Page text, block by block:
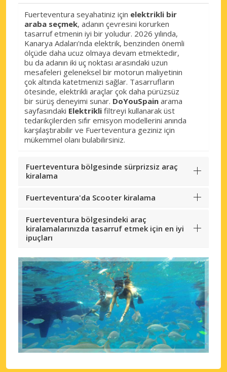
Fuerteventura seyahatiniz için elektrikli bir
araba seçmek, adanın çevresini korurken
tasarruf etmenin iyi bir yoludur. 2026 yılında,
Kanarya Adaları'nda elektrik, benzinden önemli
ölçüde daha ucuz olmaya devam etmektedir,
bu da adanın iki uç noktası arasındaki uzun
mesafeleri geleneksel bir motorun maliyetinin
çok altında katetmenizi sağlar. Tasarrufların
ötesinde, elektrikli araçlar çok daha pürüzsüz
bir sürüş deneyimi sunar. DoYouSpain arama
sayfasındaki Elektrikli filtreyi kullanarak üst
tedarikçilerden sıfır emisyon modellerini anında
karşılaştırabilir ve Fuerteventura geziniz için
mükemmel olanı bulabilirsiniz.
Fuerteventura bölgesinde sürprizsiz araç
kiralama
Fuerteventura'da Scooter kiralama
Fuerteventura bölgesindeki araç
kiralamalarınızda tasarruf etmek için en iyi
ipuçları